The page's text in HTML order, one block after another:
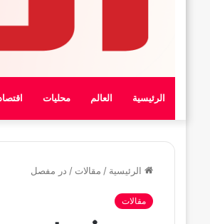
الرئيسية العالم محليات
الرئيسية / مقالات / در مفصل
مقالات